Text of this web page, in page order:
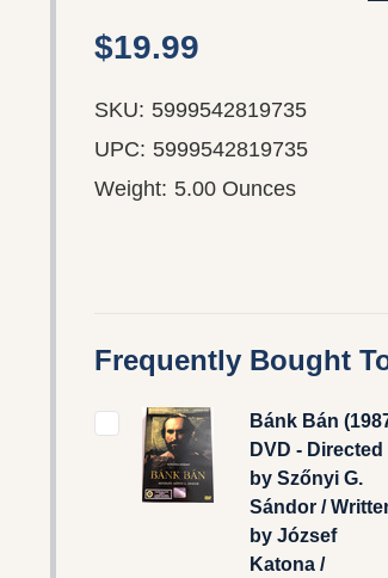
$19.99
SKU: 5999542819735
UPC: 5999542819735
Weight: 5.00 Ounces
Frequently Bought
Bánk Bán
DVD - Directed
by Szőnyi G.
Sándor /
by József
Katona /